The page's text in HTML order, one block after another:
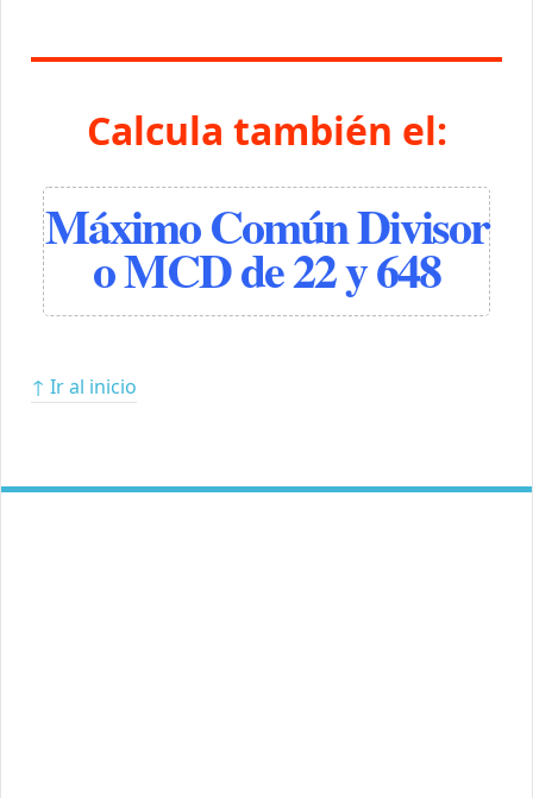
Calcula también el:
Máximo Común Divisor
o MCD de 22 y 648
↑ Ir al inicio